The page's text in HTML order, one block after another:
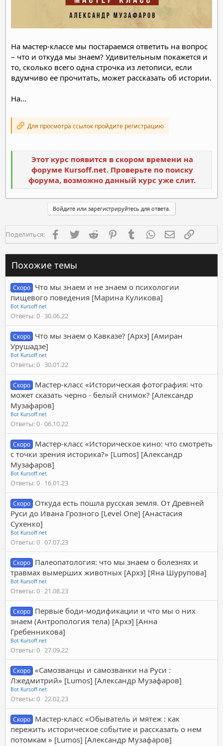
На мастер-классе мы постараемся ответить на вопрос
– что и откуда мы знаем? Удивительным покажется и
то, сколько всего одна строчка из летописи, если
вдумчиво ее прочитать, может рассказать об истории.
На...
Для просмотра ссылок пройдите регистрацию
Этот курс появится в скором времени на
форуме Kursoff.net. Проверьте по поиску
форума, возможно данный курс уже слит.
Войдите или зарегистрируйтесь для ответа.
Поделиться: FacebookTwitter Reddit PinterestTumblr WhatsAppЭлектронная
Похожие темы
Скоро Что мы знаем и не знаем о психологии
пищевого поведения [Марина Куликова]
Bot Kursoff.net
Ответы 0 30.06.22
Скоро Что мы знаем о Кавказе? [Архэ] [Амиран
Урушадзе]
Bot Kursoff.net
Ответы 0 30.01.22
Скоро Мастер-класс «Историческая фотография: что
может сказать черно - белый снимок? [Александр
Музафаров]
Bot Kursoff.net
Ответы 0 06.10.22
Скоро Мастер-класс «Историческое кино: что смотреть
с точки зрения историка?» [Lumos] [Александр
Музафаров]
Bot Kursoff.net
Ответы 0 16.01.23
Скоро Откуда есть пошла русская земля. От Древней
Руси до Ивана Грозного [Level One] [Анастасия
Сухенко]
Bot Kursoff.net
Ответы 0 07.07.23
Скоро Палеопатология: что мы знаем о болезнях и
травмах вымерших животных [Архэ] [Яна Шурупова]
Bot Kursoff.net
Ответы 0 21.08.23
Скоро Первые боди-модификации и что мы о них
знаем (Антропология тела) [Архэ] [Анна
Гребенникова]
Bot Kursoff.net
Ответы 0 27.09.22
Скоро «Самозванцы и самозванки на Руси :
Лжедмитрий» [Lumos] [Александр Музафаров]
Bot Kursoff.net
Ответы 0 22.02.23
Скоро Мастер-класс «Обыватель и мятеж : как
пережить историческое событие и рассказать о нем
потомкам » [Lumos] [Александр Музафаров]